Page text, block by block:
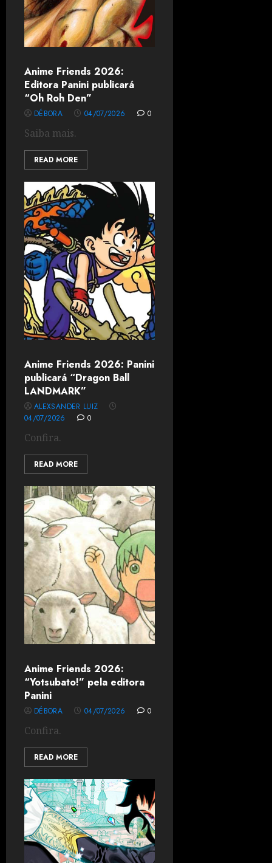
Anime Friends 2026:
Editora Panini publicará
“Oh Roh Den”
DÉBORA 04/07/2026 0
Saiba mais.
READ MORE
Anime Friends 2026: Panini
publicará “Dragon Ball
LANDMARK”
ALEXSANDER LUIZ
04/07/2026
0
Confira.
READ MORE
Anime Friends 2026:
“Yotsubato!” pela editora
Panini
DÉBORA 04/07/2026 0
Confira.
READ MORE